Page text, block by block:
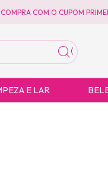
COM O CUPOM
E LAR